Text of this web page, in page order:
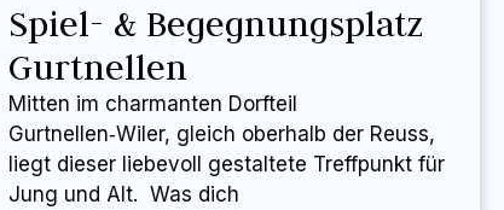
Spiel- & Begegnungsplatz
Gurtnellen
Mitten im charmanten Dorfteil
Gurtnellen‑Wiler, gleich oberhalb der Reuss,
liegt dieser liebevoll gestaltete Treffpunkt für
Jung und Alt. Was dich